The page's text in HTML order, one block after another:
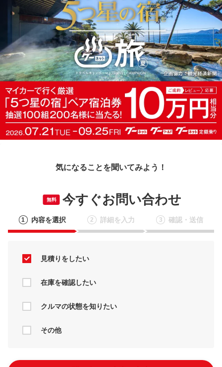
気になることを聞いてみよう！
無料 今すぐお問い合わせ
1 内容を選択 2 詳細を入力 3 確認・送信
見積りをしたい
在庫を確認したい
クルマの状態を知りたい
その他